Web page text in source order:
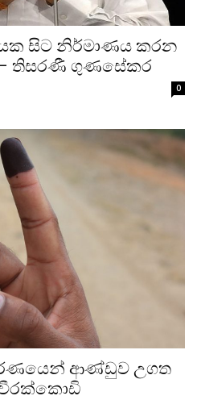
සිට නිර්මාණය කරන
– තිසරණී ගුණසේකර
0
ආණ්ඩුව උගත
වීරක්කොඩි